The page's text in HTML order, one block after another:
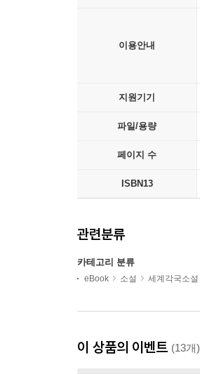
이용안내
지원기기
파일/용량
페이지 수
ISBN13
관련분류
카테고리 분류
eBook 소설 세계각국소설
이 상품의 이벤트 (13개)